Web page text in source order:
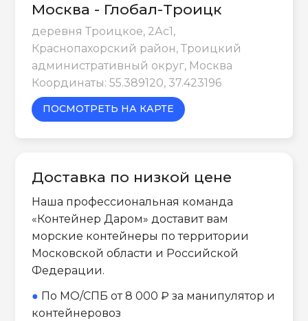
Москва - Глобал-Троицк
деревня Троицкое, 2Ас1,
Краснопахорский район, Троицкий
административный округ, Москва
Координаты: 55.389120, 37.423196
ПОСМОТРЕТЬ НА КАРТЕ
Доставка по низкой цене
Наша профессиональная команда
«Контейнер Даром» доставит вам
морские контейнеры по территории
Московской области и Российской
Федерации.
● По МО/СПБ от 8 000 ₽ за манипулятор и
контейнеровоз